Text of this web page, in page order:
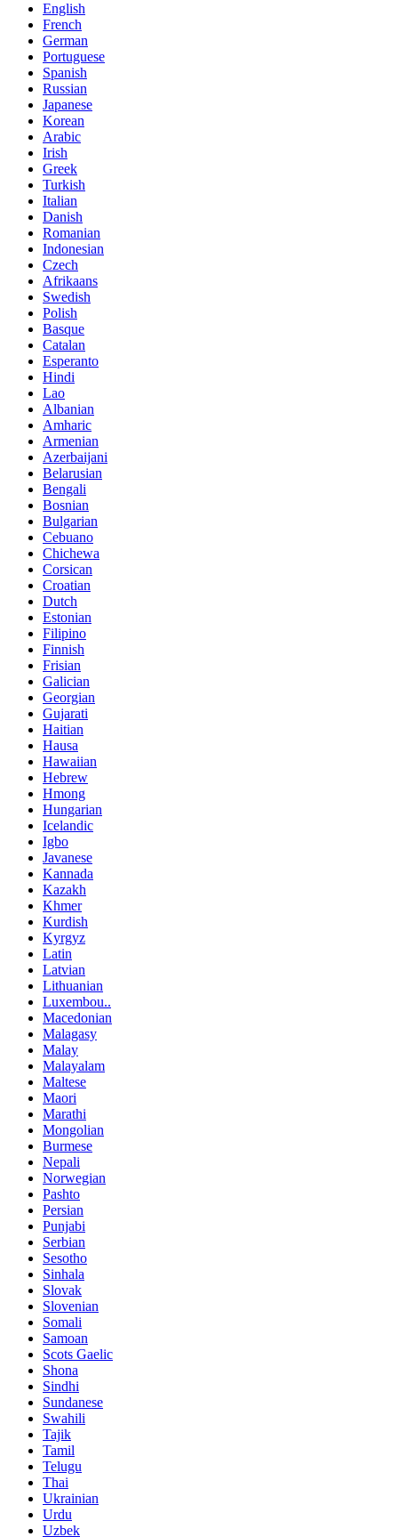
English
French
German
Portuguese
Spanish
Russian
Japanese
Korean
Arabic
Irish
Greek
Turkish
Italian
Danish
Romanian
Indonesian
Czech
Afrikaans
Swedish
Polish
Basque
Catalan
Esperanto
Hindi
Lao
Albanian
Amharic
Armenian
Azerbaijani
Belarusian
Bengali
Bosnian
Bulgarian
Cebuano
Chichewa
Corsican
Croatian
Dutch
Estonian
Filipino
Finnish
Frisian
Galician
Georgian
Gujarati
Haitian
Hausa
Hawaiian
Hebrew
Hmong
Hungarian
Icelandic
Igbo
Javanese
Kannada
Kazakh
Khmer
Kurdish
Kyrgyz
Latin
Latvian
Lithuanian
Luxembou..
Macedonian
Malagasy
Malay
Malayalam
Maltese
Maori
Marathi
Mongolian
Burmese
Nepali
Norwegian
Pashto
Persian
Punjabi
Serbian
Sesotho
Sinhala
Slovak
Slovenian
Somali
Samoan
Scots Gaelic
Shona
Sindhi
Sundanese
Swahili
Tajik
Tamil
Telugu
Thai
Ukrainian
Urdu
Uzbek